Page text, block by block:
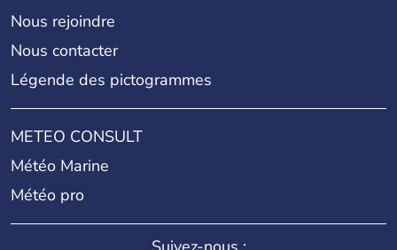
Nous rejoindre
Nous contacter
Légende des pictogrammes
METEO CONSULT
Météo Marine
Météo pro